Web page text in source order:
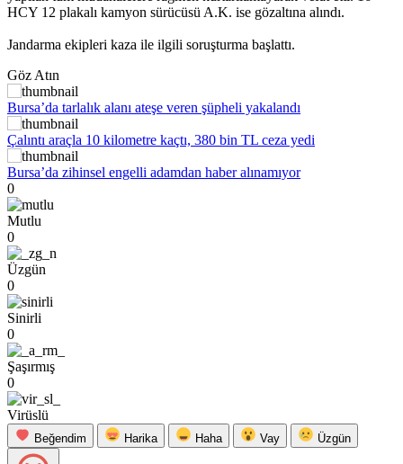
HCY 12 plakalı kamyon sürücüsü A.K. ise gözaltına alındı.
Jandarma ekipleri kaza ile ilgili soruşturma başlattı.
Göz Atın
Bursa’da tarlalık alanı ateşe veren şüpheli yakalandı
Çalıntı araçla 10 kilometre kaçtı, 380 bin TL ceza yedi
Bursa’da zihinsel engelli adamdan haber alınamıyor
0
Mutlu
0
Üzgün
0
Sinirli
0
Şaşırmış
0
Virüslü
Beğendim Harika Haha Vay Üzgün